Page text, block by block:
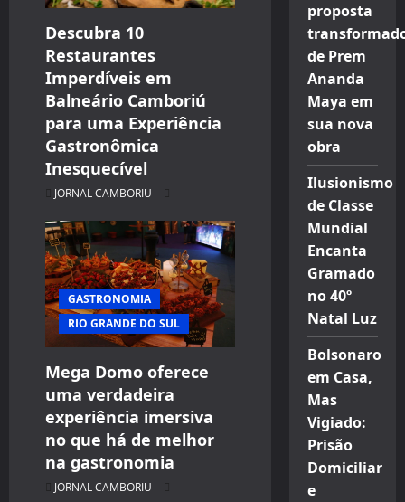
Descubra 10
Restaurantes
Imperdíveis em
Balneário Camboriú
para uma Experiência
Gastronômica
Inesquecível
JORNAL CAMBORIU
GASTRONOMIA
RIO GRANDE DO SUL
Mega Domo oferece
uma verdadeira
experiência imersiva
no que há de melhor
na gastronomia
JORNAL CAMBORIU
proposta
de Prem
Ananda
Maya em
sua nova
obra
Ilusionismo
de Classe
Mundial
Encanta
Gramado
no 40º
Natal Luz
Bolsonaro
em Casa,
Mas
Vigiado:
Prisão
Domiciliar
e